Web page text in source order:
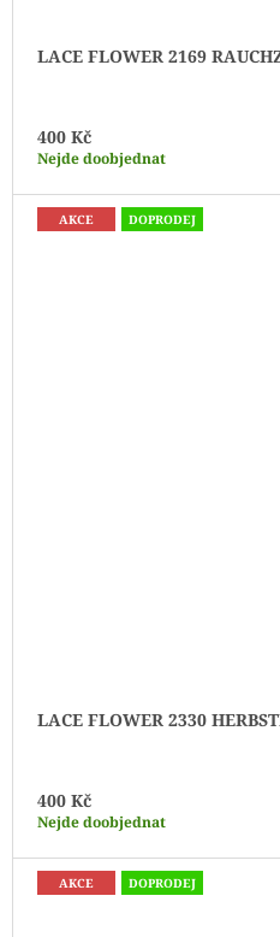
LACE FLOWER 2169
400 Kč
Nejde doobjednat
AKCE DOPRODEJ
LACE FLOWER 2330
400 Kč
Nejde doobjednat
AKCE DOPRODEJ